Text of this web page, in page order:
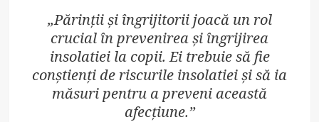
„Părinții și îngrijitorii joacă un rol
crucial în prevenirea și îngrijirea
insolatiei la copii. Ei trebuie să fie
conștienți de riscurile insolatiei și să ia
măsuri pentru a preveni această
afecțiune.”